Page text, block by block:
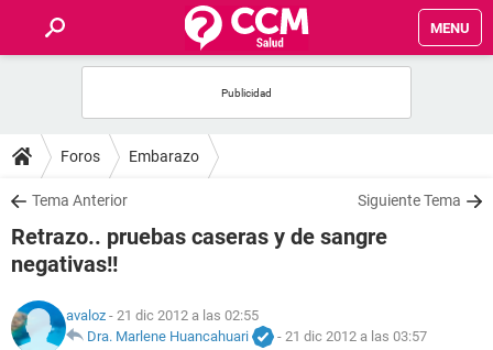
MENU
FOROS
SALUD
FAMILIA
NUTRICIÓN
Foros Embarazo
Tema Anterior Siguiente Tema
Retrazo.. pruebas caseras y de sangre
negativas!!
avaloz - 21 dic 2012 a las 02:55
Dra. Marlene Huancahuari
- 21 dic 2012 a las 03:57